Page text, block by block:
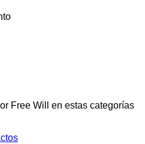
Free Will en estas categorías